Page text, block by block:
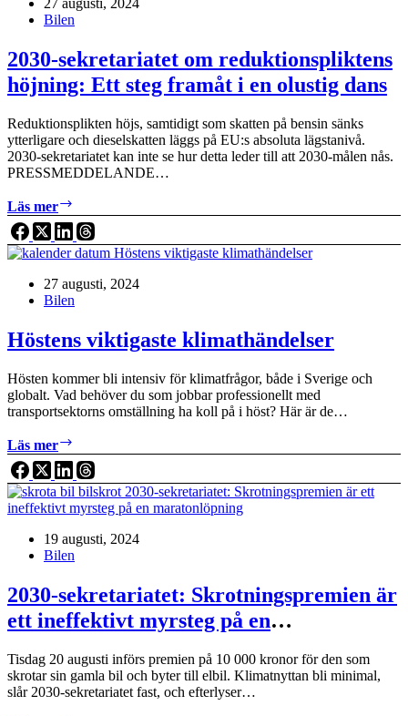
icke-
laddbara
ökar
27 augusti, 2024
Bilen
2030-sekretariatet om reduktionspliktens
höjning: Ett steg framåt i en olustig dans
Reduktionsplikten höjs, samtidigt som skatten på bensin sänks
ytterligare och dieselskatten läggs på EU:s absoluta lägstanivå.
2030-sekretariatet kan inte se hur detta leder till att 2030-målen nås.
PRESSMEDDELANDE…
Läs mer
sekretariatet
om
reduktionspliktens
Ett
steg
i
en
dans
27 augusti, 2024
Bilen
Höstens viktigaste klimathändelser
Hösten kommer bli intensiv för klimatfrågor, både i Sverige och
globalt. Vad behöver du som jobbar professionellt med
transportsektorns omställning ha koll på i höst? Här är de…
Läs mer
viktigaste
klimathändelser
19 augusti, 2024
Bilen
2030-sekretariatet: Skrotningspremien är
ett ineffektivt myrsteg på en
Tisdag 20 augusti införs premien på 10 000 kronor för den som
skrotar sin gamla bil och byter till elbil. Klimatnyttan bli minimal,
slår 2030-sekretariatet fast, och efterlyser…